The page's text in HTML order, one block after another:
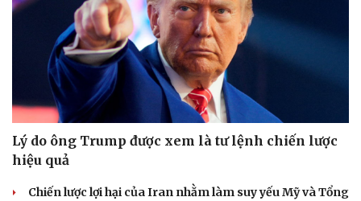
Lý do ông Trump được xem là tư lệnh chiến lược
hiệu quả
Chiến lược lợi hại của Iran nhằm làm suy yếu Mỹ và Tổng